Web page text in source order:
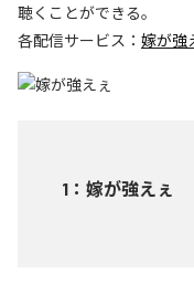
聴くことができる。
各配信サービス： 嫁が強
1 ： 嫁が強えぇ